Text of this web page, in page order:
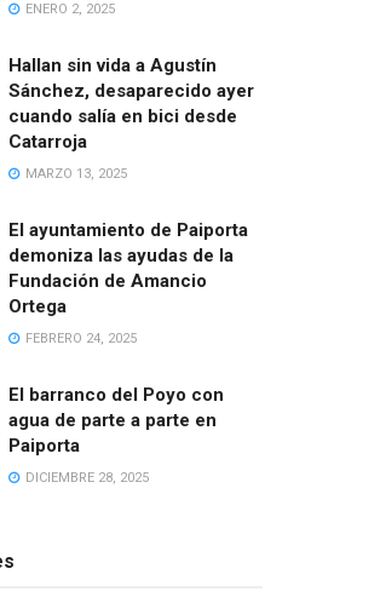
ENERO 2, 2025
Hallan sin vida a Agustín
Sánchez, desaparecido ayer
cuando salía en bici desde
Catarroja
MARZO 13, 2025
El ayuntamiento de Paiporta
demoniza las ayudas de la
Fundación de Amancio
Ortega
FEBRERO 24, 2025
El barranco del Poyo con
agua de parte a parte en
Paiporta
DICIEMBRE 28, 2025